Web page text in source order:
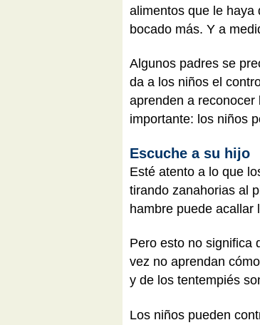
alimentos que le haya
bocado más. Y a
Algunos padres se
da a los niños el
aprenden a
importante: los niños
Escuche a su hijo
Esté atento a lo que
tirando zanahorias al
hambre puede acallar
Pero esto no significa
vez no aprendan
y de los tentempiés
Los niños pueden